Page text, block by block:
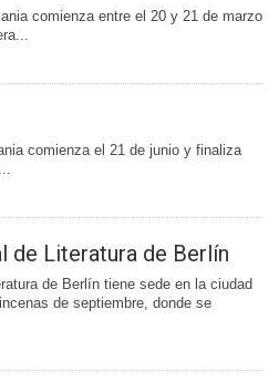
comienza entre el 20 y 21 de marzo
comienza el 21 de junio y finaliza
de Literatura de Berlín
de Berlín tiene sede en la ciudad
de septiembre, donde se